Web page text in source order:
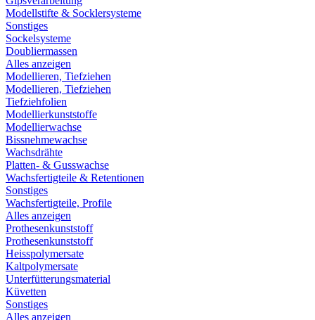
Modellstifte & Socklersysteme
Sonstiges
Sockelsysteme
Doubliermassen
Alles anzeigen
Modellieren, Tiefziehen
Modellieren, Tiefziehen
Tiefziehfolien
Modellierkunststoffe
Modellierwachse
Bissnehmewachse
Wachsdrähte
Platten- & Gusswachse
Wachsfertigteile & Retentionen
Sonstiges
Wachsfertigteile, Profile
Alles anzeigen
Prothesenkunststoff
Prothesenkunststoff
Heisspolymersate
Kaltpolymersate
Unterfütterungsmaterial
Küvetten
Sonstiges
Alles anzeigen